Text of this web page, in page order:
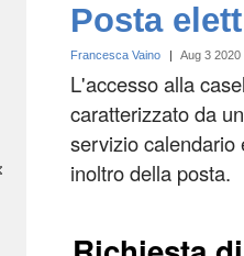
Posta
Francesca Vaino | Aug 3 2020
L'accesso alla
caratterizzato da
servizio calendario
inoltro della posta.